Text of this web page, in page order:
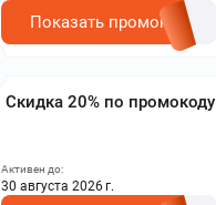
Показать промокод
Скидка 20% по промокоду
Активен до:
30 августа 2026 г.